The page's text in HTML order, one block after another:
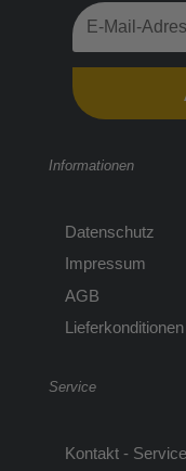
Informationen
Datenschutz
Impressum
AGB
Lieferkonditionen
Service
Kontakt - Service